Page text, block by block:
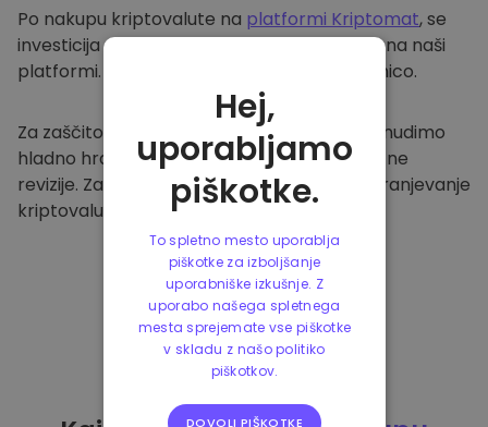
Po nakupu kriptovalute na platformi Kriptomat, se
investicija prenese v vašo varno denarnico na naši
platformi. Vsak uporabnik ima svojo denarnico.
Za zaščito naših strank in njihovih sredstev nudimo
hladno hrambo ter redno izvajamo varnostne
revizije. Zato je naša platforma varna za shranjevanje
kriptovalute in ostalih kripto naložb.
Hej,
uporabljamo
piškotke.
To spletno mesto uporablja
piškotke za izboljšanje
uporabniške izkušnje. Z
uporabo našega spletnega
mesta sprejemate vse piškotke
v skladu z našo politiko
piškotkov.
DOVOLI PIŠKOTKE